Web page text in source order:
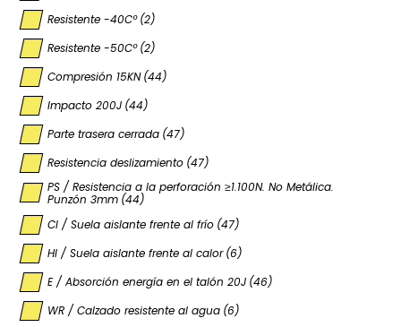
Resistente -40Cº (2)
Resistente -50Cº (2)
Compresión 15KN (44)
Impacto 200J (44)
Parte trasera cerrada (47)
Resistencia deslizamiento (47)
PS / Resistencia a la perforación ≥1.100N. No Metálica.
Punzón 3mm (44)
CI / Suela aislante frente al frío (47)
HI / Suela aislante frente al calor (6)
E / Absorción energía en el talón 20J (46)
WR / Calzado resistente al agua (6)